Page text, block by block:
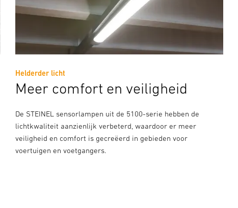
Helderder licht
Meer comfort en veiligheid
De STEINEL sensorlampen uit de 5100-serie hebben de
lichtkwaliteit aanzienlijk verbeterd, waardoor er meer
veiligheid en comfort is gecreëerd in gebieden voor
voertuigen en voetgangers.